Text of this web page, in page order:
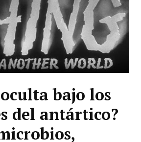
oculta bajo los
del antártico?